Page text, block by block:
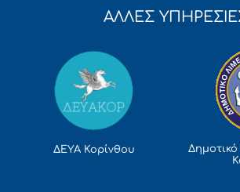
ΑΛΛΕΣ
ΔΕΥΑ Κορίνθου
Δημοτικό